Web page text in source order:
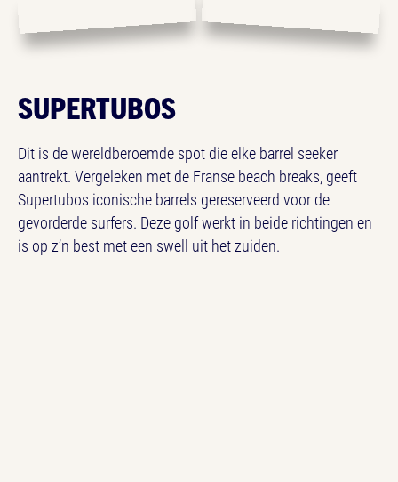
SUPERTUBOS
Dit is de wereldberoemde spot die elke barrel seeker
aantrekt. Vergeleken met de Franse beach breaks, geeft
Supertubos iconische barrels gereserveerd voor de
gevorderde surfers. Deze golf werkt in beide richtingen en
is op z’n best met een swell uit het zuiden.